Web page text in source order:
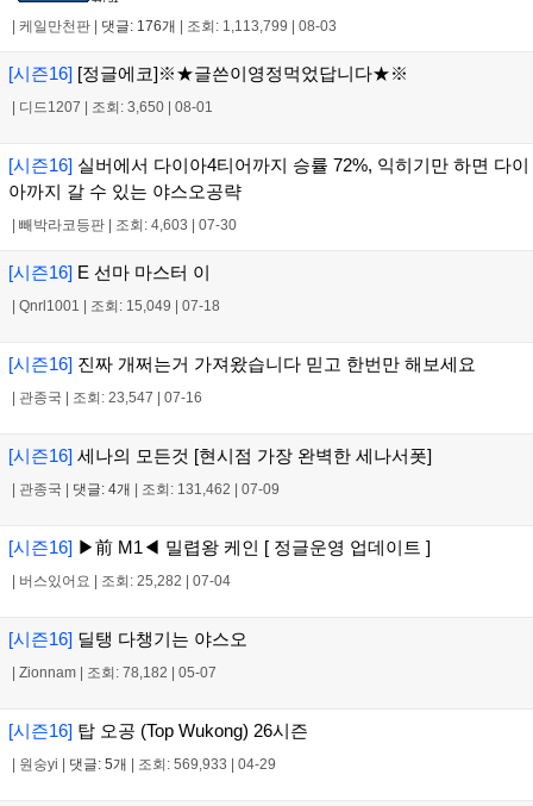
케일만천판 댓글: 176개 조회: 1,113,799 08-03
[시즌16] [정글에코]※★글쓴이영정먹었답니다★※
디드1207 조회: 3,650 08-01
[시즌16] 실버에서 다이아4티어까지 승률 72%, 익히기만 하면 다이
아까지 갈 수 있는 야스오공략
빼박라코등판 조회: 4,603 07-30
[시즌16] E 선마 마스터 이
Qnrl1001 조회: 15,049 07-18
[시즌16] 진짜 개쩌는거 가져왔습니다 믿고 한번만 해보세요
관종국 조회: 23,547 07-16
[시즌16] 세나의 모든것 [현시점 가장 완벽한 세나서폿]
관종국 댓글: 4개 조회: 131,462 07-09
[시즌16] ▶前 M1◀ 밀렵왕 케인 [ 정글운영 업데이트 ]
버스있어요 조회: 25,282 07-04
[시즌16] 딜탱 다챙기는 야스오
Zionnam 조회: 78,182 05-07
[시즌16] 탑 오공 (Top Wukong) 26시즌
원숭yi 댓글: 5개 조회: 569,933 04-29